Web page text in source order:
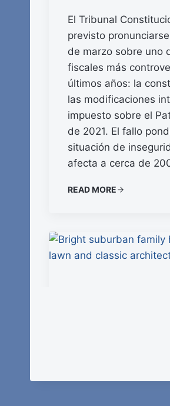
El Tribunal
previsto
de marzo sobre uno
fiscales más
últimos años: la
las modificaciones
impuesto sobre el
de 2021. El fallo
situación de
afecta a cerca de
READ MORE